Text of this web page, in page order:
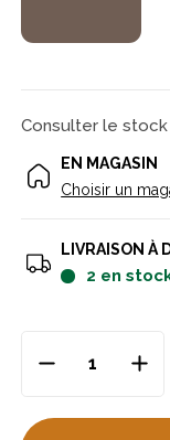
Consulter le stock
EN MAGASIN
Choisir un
LIVRAISON À
2 en